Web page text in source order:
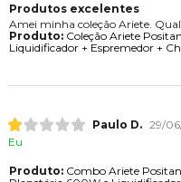
Produtos excelentes
Amei minha coleção Ariete.
Produto:Coleção Ariete
Liquidificador + Espremedor +
Paulo D. 29/
Eu
Produto:Combo Ariete